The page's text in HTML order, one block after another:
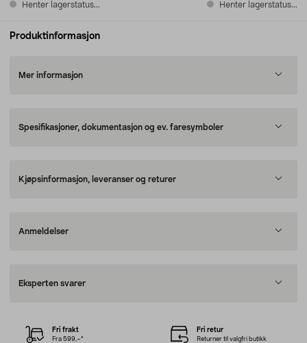
Henter lagerstatus... Henter lagerstatus...
Produktinformasjon
Mer informasjon
Spesifikasjoner, dokumentasjon og ev. faresymboler
Kjøpsinformasjon, leveranser og returer
Anmeldelser
Eksperten svarer
Fri frakt
Fra 599,–*
Fri retur
Returner til valgfri butikk